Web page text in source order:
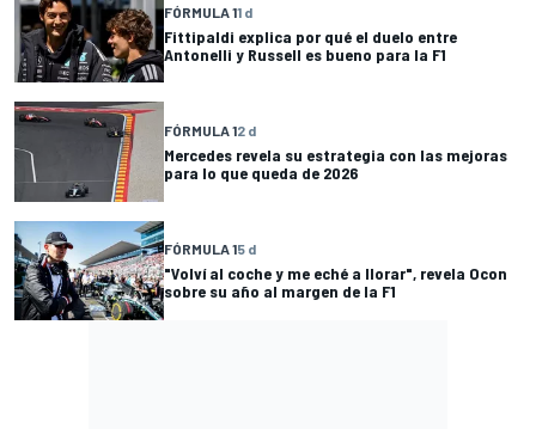
FÓRMULA 11 d
Fittipaldi explica por qué el duelo entre
Antonelli y Russell es bueno para la F1
FÓRMULA 12 d
Mercedes revela su estrategia con las mejoras
para lo que queda de 2026
FÓRMULA 15 d
"Volví al coche y me eché a llorar", revela Ocon
sobre su año al margen de la F1